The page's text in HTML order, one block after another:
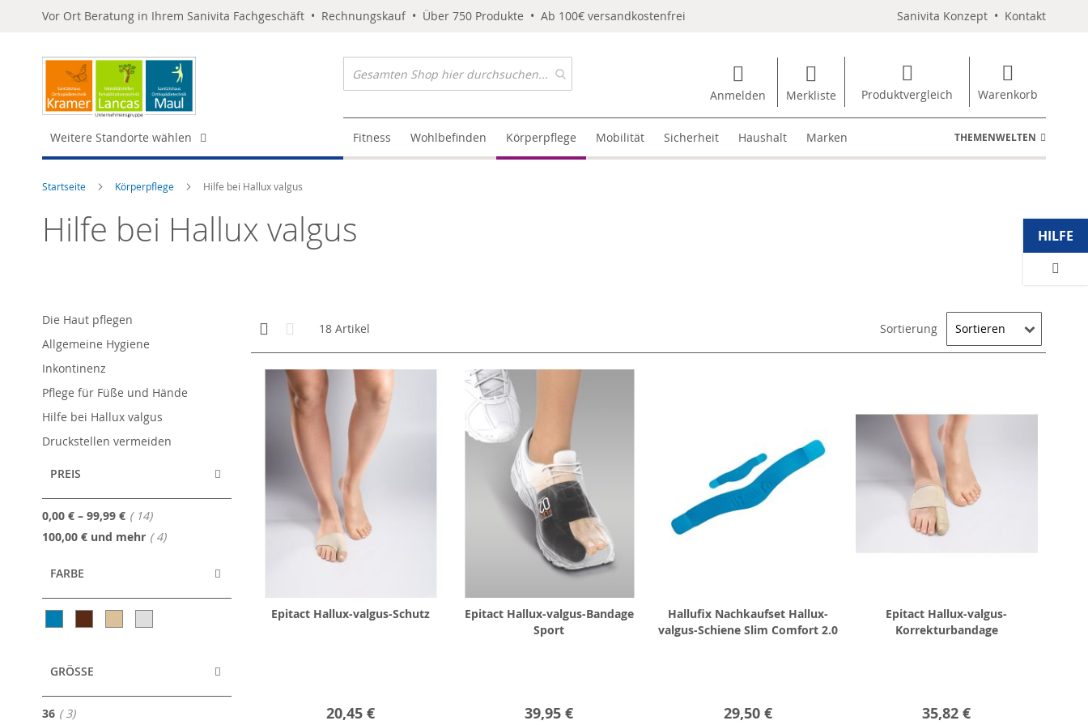
Vor Ort Beratung in Ihrem Sanivita Fachgeschäft • Rechnungskauf • Über 750 Produkte • Ab 100€ versandkostenfrei Sanivita Konzept • Kontakt
Anmelden Merkliste Produktvergleich Warenkorb
Weitere Standorte wählen Fitness Wohlbefinden Körperpflege Mobilität Sicherheit Haushalt Marken THEMENWELTEN
Startseite Körperpflege Hilfe bei Hallux valgus
Hilfe bei Hallux valgus
Anzeigen
als
Kachelansicht
18 Artikel Sortierung
Epitact Hallux-valgus-Schutz
20,45 €
Epitact Hallux-valgus-Bandage
Sport
39,95 €
Hallufix Nachkaufset Hallux-
valgus-Schiene Slim Comfort 2.0
29,50 €
Epitact Hallux-valgus-
Korrekturbandage
35,82 €
Die Haut pflegen
Allgemeine Hygiene
Inkontinenz
Pflege für Füße und Hände
Hilfe bei Hallux valgus
Druckstellen vermeiden
PREIS
0,00 € – 99,99 € 14Artikel
100,00 € und mehr 4Artikel
FARBE
GRÖSSE
36 3Artikel
HILFE